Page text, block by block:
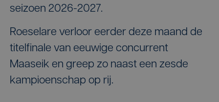
seizoen 2026-2027.
Roeselare verloor eerder deze maand de
titelfinale van eeuwige concurrent
Maaseik en greep zo naast een zesde
kampioenschap op rij.